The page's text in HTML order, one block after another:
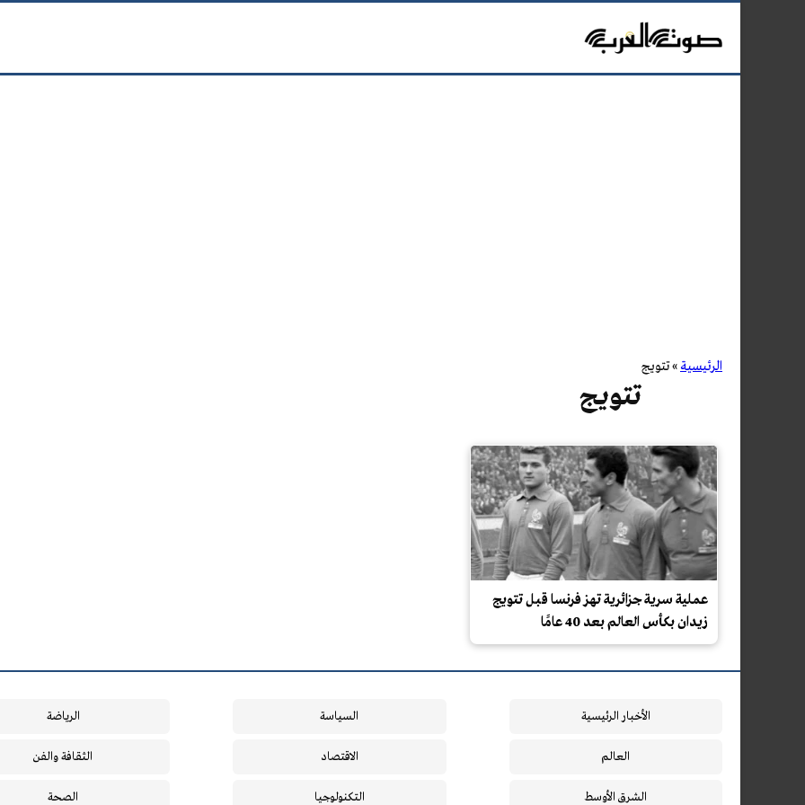
الرئيسية»تتويج
تتويج
عملية سرية جزائرية تهز فرنسا قبل تتويج
زيدان بكأس العالم بعد 40 عامًا
الأخبار الرئيسية
العالم
الشرق الأوسط
السياسة
الاقتصاد
التكنولوجيا
الرياضة
الثقافة والفن
الصحة